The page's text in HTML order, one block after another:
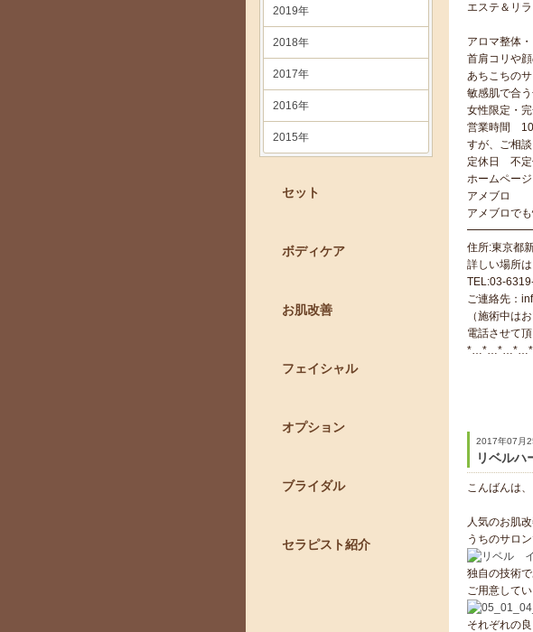
2019年
2018年
2017年
2016年
2015年
セット
ボディケア
お肌改善
フェイシャル
オプション
ブライダル
セラピスト紹介
エステ＆リ
アロマ整体
首肩コリや
あちこちの
敏感肌で合
女性限定・
営業時間 10
すが、ご相談
定休日 不定
ホームペー
アメブ
アメブロで
住所:東京都
詳しい場所
TEL:03-
ご連絡先：
（施術中は
電話させて
2017年07月
リベルハ
こんばんは
人気のお肌改
うちのサロ
独自の技術
ご用意してい
それぞれの